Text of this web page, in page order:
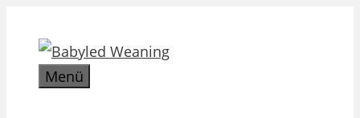
Inhalt
springenMenü